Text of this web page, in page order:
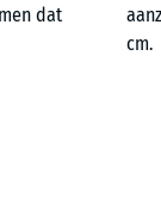
dat
cm.